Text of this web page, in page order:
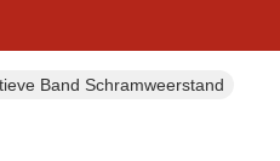
Band Schramweerstand